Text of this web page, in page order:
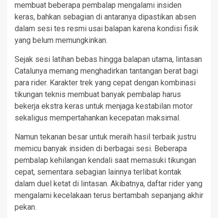
membuat beberapa pembalap mengalami insiden
keras, bahkan sebagian di antaranya dipastikan absen
dalam sesi tes resmi usai balapan karena kondisi fisik
yang belum memungkinkan.
Sejak sesi latihan bebas hingga balapan utama, lintasan
Catalunya memang menghadirkan tantangan berat bagi
para rider. Karakter trek yang cepat dengan kombinasi
tikungan teknis membuat banyak pembalap harus
bekerja ekstra keras untuk menjaga kestabilan motor
sekaligus mempertahankan kecepatan maksimal.
Namun tekanan besar untuk meraih hasil terbaik justru
memicu banyak insiden di berbagai sesi. Beberapa
pembalap kehilangan kendali saat memasuki tikungan
cepat, sementara sebagian lainnya terlibat kontak
dalam duel ketat di lintasan. Akibatnya, daftar rider yang
mengalami kecelakaan terus bertambah sepanjang akhir
pekan.